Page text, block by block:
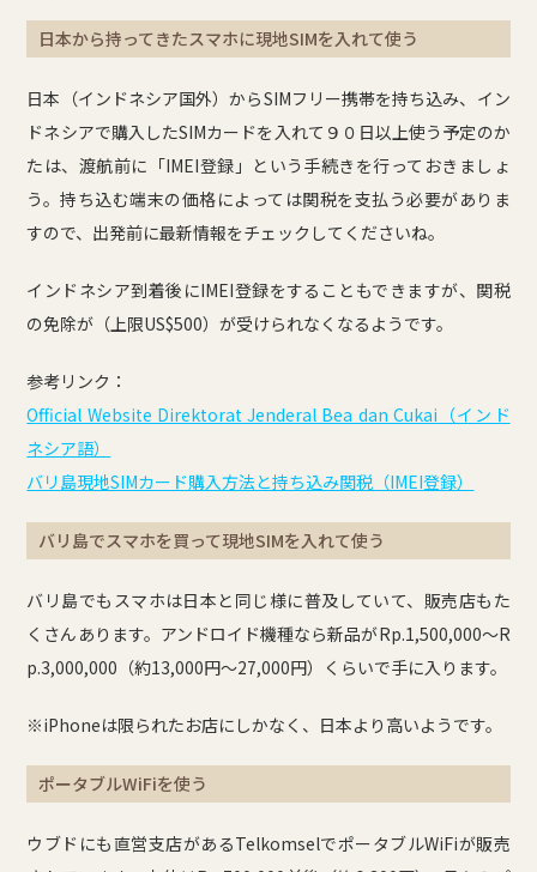
日本から持ってきたスマホに現地SIMを入れて使う
日本（インドネシア国外）からSIMフリー携帯を持ち込み、イン
ドネシアで購入したSIMカードを入れて９０日以上使う予定のか
たは、渡航前に「IMEI登録」という手続きを行っておきましょ
う。持ち込む端末の価格によっては関税を支払う必要がありま
すので、出発前に最新情報をチェックしてくださいね。
インドネシア到着後にIMEI登録をすることもできますが、関税
の免除が（上限US$500）が受けられなくなるようです。
参考リンク：
Official Website Direktorat Jenderal Bea dan Cukai（インド
ネシア語）
バリ島現地SIMカード購入方法と持ち込み関税（IMEI登録）
バリ島でスマホを買って現地SIMを入れて使う
バリ島でもスマホは日本と同じ様に普及していて、販売店もた
くさんあります。アンドロイド機種なら新品がRp.1,500,000～R
p.3,000,000（約13,000円～27,000円）くらいで手に入ります。
※iPhoneは限られたお店にしかなく、日本より高いようです。
ポータブルWiFiを使う
ウブドにも直営支店があるTelkomselでポータブルWiFiが販売